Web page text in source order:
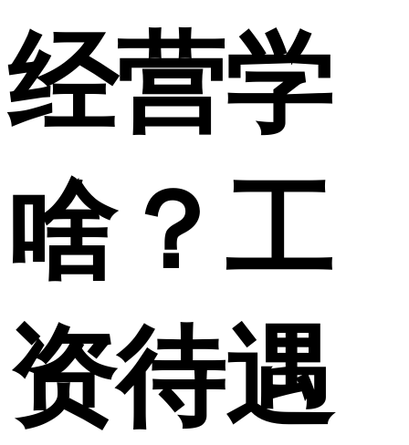
经营学
啥？工
资待遇